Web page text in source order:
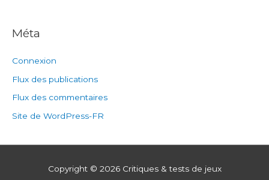
Méta
Connexion
Flux des publications
Flux des commentaires
Site de WordPress-FR
Copyright © 2026 Critiques & tests de jeux